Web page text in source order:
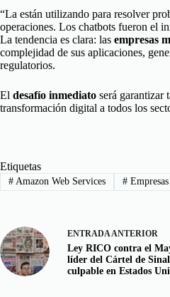
“La están utilizando para resolver
operaciones. Los chatbots fueron el
La tendencia es clara: las empresas
complejidad de sus aplicaciones,
regulatorios.
El desafío inmediato será garantizar
transformación digital a todos los
Etiquetas
#Amazon Web Services #
ENTRADA ANTERIOR
Ley RICO contra el
líder del Cártel de
culpable en Estados